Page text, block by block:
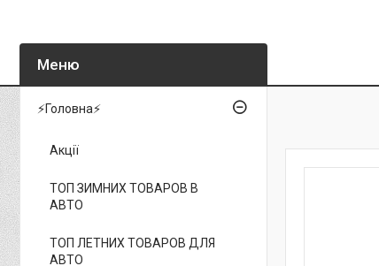
⚡Головна⚡
Акції
ТОП ЗИМНИХ ТОВАРОВ В
АВТО
ТОП ЛЕТНИХ ТОВАРОВ ДЛЯ
АВТО